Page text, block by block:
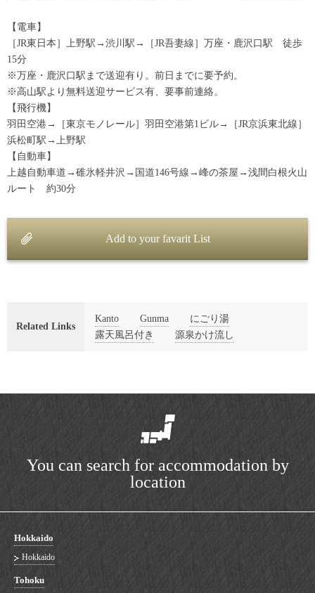
【電車】
［JR東日本］上野駅→渋川駅→［JR吾妻線］万座・鹿沢口駅 徒歩
15分
※万座・鹿沢口駅まで送迎有り。前日までに要予約。
※高山駅より無料送迎サービス有、要事前連絡。
【飛行機】
羽田空港→［東京モノレール］羽田空港第1ビル→［JR京浜東北線］
浜松町駅→上野駅
【自動車】
上越自動車道→碓氷軽井沢→国道146号線→峰の茶屋→浅間白根火山
ルート 約30分
Add to your favarit List
Related Links
Kanto Gunma
にごり湯
露天風呂付き
源泉かけ流し
You can search for accommodation by
location
Hokkaido
Hokkaido
Tohoku